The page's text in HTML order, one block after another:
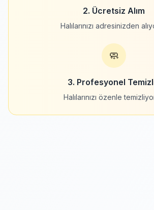
2. Ücretsiz Alım
Halılarınızı adresinizden
🧼
3. Profesyonel
Halılarınızı özenle